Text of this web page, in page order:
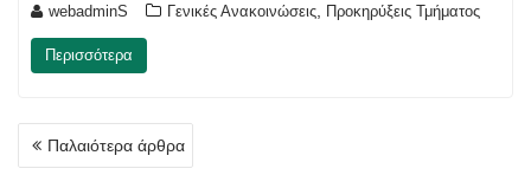
webadminS Γενικές Ανακοινώσεις Προκηρύξεις Τμήματος
Περισσότερα
Πλοήγηση
άρθρων
Παλαιότερα άρθρα